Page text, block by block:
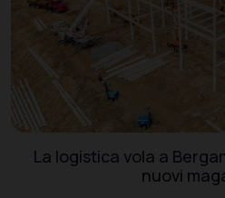
La logistica vola a
nuovi